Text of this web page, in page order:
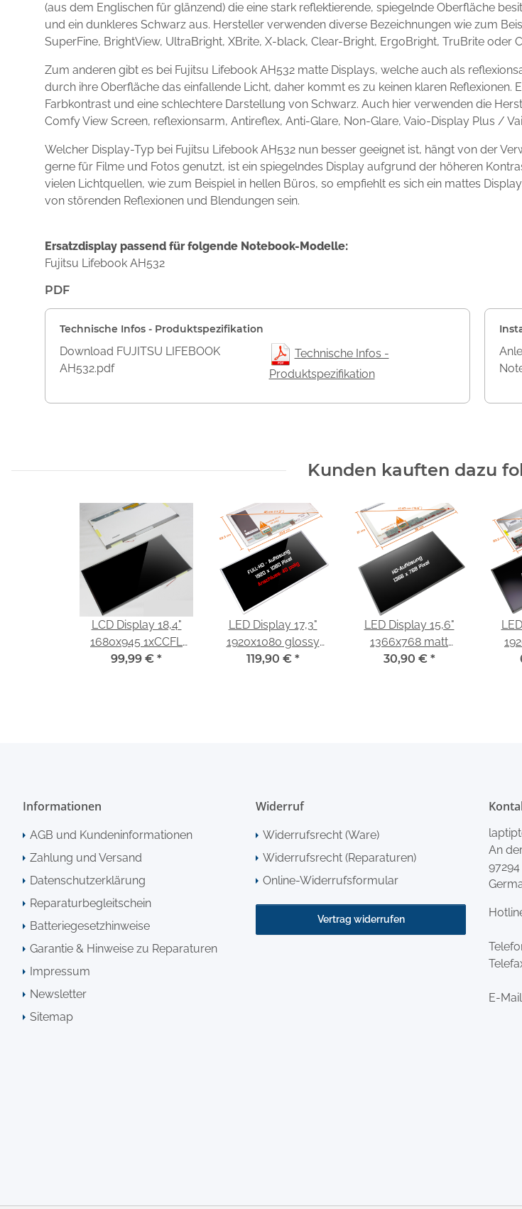
(aus dem Englischen für glänzend) die eine stark reflektierende, spiegelnde Oberfläche
und ein dunkleres Schwarz aus. Hersteller verwenden diverse Bezeichnungen wie zum
SuperFine, BrightView, UltraBright, XBrite, X-black, Clear-Bright, ErgoBright, TruBrite oder
Zum anderen gibt es bei Fujitsu Lifebook AH532 matte Displays, welche auch als
durch ihre Oberfläche das einfallende Licht, daher kommt es zu keinen klaren
Farbkontrast und eine schlechtere Darstellung von Schwarz. Auch hier verwenden die
Comfy View Screen, reflexionsarm, Antireflex, Anti-Glare, Non-Glare, Vaio-Display Plus /
Welcher Display-Typ bei Fujitsu Lifebook AH532 nun besser geeignet ist, hängt von der
gerne für Filme und Fotos genutzt, ist ein spiegelndes Display aufgrund der höheren
vielen Lichtquellen, wie zum Beispiel in hellen Büros, so empfiehlt es sich ein mattes
von störenden Reflexionen und Blendungen sein.
Ersatzdisplay passend für folgende Notebook-Modelle:
Fujitsu Lifebook AH532
PDF
Technische Infos - Produktspezifikation
Download FUJITSU LIFEBOOK
AH532.pdf
Technische Infos -
Produktspezifikation
Kunden kauften dazu
LCD Display 18,4"
1680x945 1xCCFL
glossy passend für
99,99 € *
LED Display 17,3"
1920x1080 glossy
passend für Fujitsu
119,90 € *
LED Display 15,6"
1366x768 matt
passend für Fujitsu
30,90 € *
Informationen
AGB und Kundeninformationen
Zahlung und Versand
Datenschutzerklärung
Reparaturbegleitschein
Batteriegesetzhinweise
Garantie & Hinweise zu Reparaturen
Impressum
Newsletter
Sitemap
Widerruf
Widerrufsrecht (Ware)
Widerrufsrecht (Reparaturen)
Online-Widerrufsformular
Vertrag widerrufen
An
E-